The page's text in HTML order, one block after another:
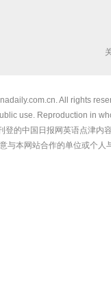
All rights
use. Reproduction in
登的中国日报网英语点津内
与本网站合作的单位或个人